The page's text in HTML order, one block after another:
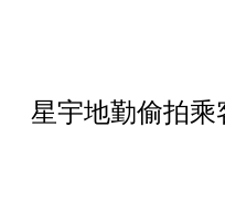
星宇地勤偷拍